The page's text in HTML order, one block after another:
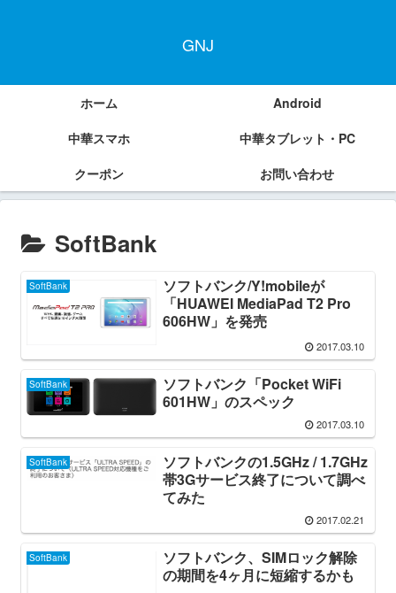
GNJ
ホーム
Android
中華スマホ
中華タブレット・PC
クーポン
お問い合わせ
SoftBank
SoftBank
ソフトバンク/Y!mobileが
「HUAWEI MediaPad T2 Pro
606HW」を発売
2017.03.10
SoftBank
ソフトバンク「Pocket WiFi
601HW」のスペック
2017.03.10
SoftBank
ソフトバンクの1.5GHz / 1.7GHz
帯3Gサービス終了について調べ
てみた
2017.02.21
SoftBank
ソフトバンク、SIMロック解除
の期間を4ヶ月に短縮するかも